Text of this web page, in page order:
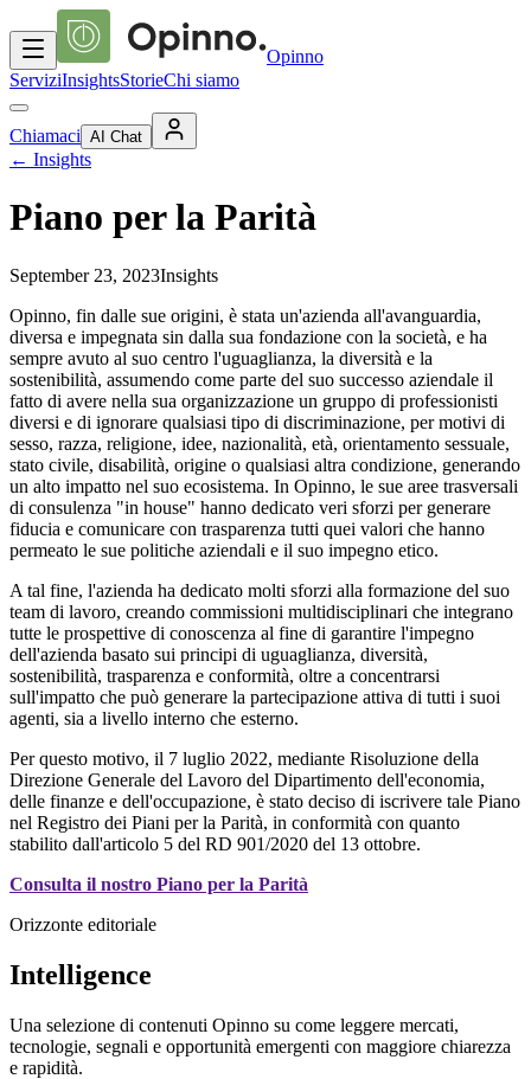
Opinno
ServiziInsightsStorieChi siamo
Chiamaci AI Chat
← Insights
Piano per la Parità
September 23, 2023Insights
Opinno, fin dalle sue origini, è stata un'azienda all'avanguardia,
diversa e impegnata sin dalla sua fondazione con la società, e ha
sempre avuto al suo centro l'uguaglianza, la diversità e la
sostenibilità, assumendo come parte del suo successo aziendale il
fatto di avere nella sua organizzazione un gruppo di professionisti
diversi e di ignorare qualsiasi tipo di discriminazione, per motivi di
sesso, razza, religione, idee, nazionalità, età, orientamento sessuale,
stato civile, disabilità, origine o qualsiasi altra condizione, generando
un alto impatto nel suo ecosistema. In Opinno, le sue aree trasversali
di consulenza "in house" hanno dedicato veri sforzi per generare
fiducia e comunicare con trasparenza tutti quei valori che hanno
permeato le sue politiche aziendali e il suo impegno etico.
A tal fine, l'azienda ha dedicato molti sforzi alla formazione del suo
team di lavoro, creando commissioni multidisciplinari che integrano
tutte le prospettive di conoscenza al fine di garantire l'impegno
dell'azienda basato sui principi di uguaglianza, diversità,
sostenibilità, trasparenza e conformità, oltre a concentrarsi
sull'impatto che può generare la partecipazione attiva di tutti i suoi
agenti, sia a livello interno che esterno.
Per questo motivo, il 7 luglio 2022, mediante Risoluzione della
Direzione Generale del Lavoro del Dipartimento dell'economia,
delle finanze e dell'occupazione, è stato deciso di iscrivere tale Piano
nel Registro dei Piani per la Parità, in conformità con quanto
stabilito dall'articolo 5 del RD 901/2020 del 13 ottobre.
Consulta il nostro Piano per la Parità
Orizzonte editoriale
Intelligence
Una selezione di contenuti Opinno su come leggere mercati,
tecnologie, segnali e opportunità emergenti con maggiore chiarezza
e rapidità.